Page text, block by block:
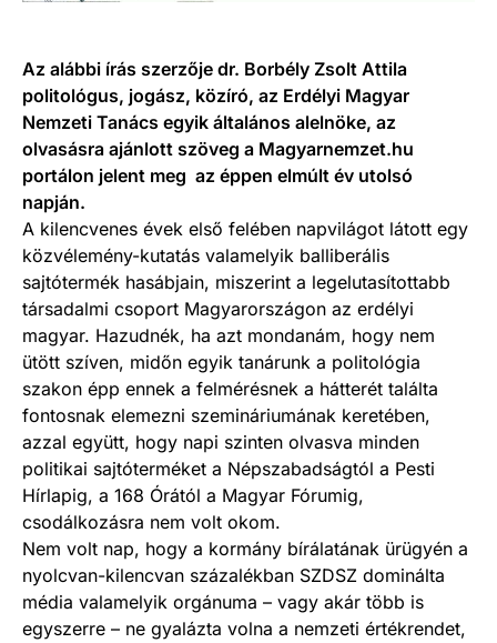
Az alábbi írás szerzője dr. Borbély Zsolt Attila
politológus, jogász, közíró, az Erdélyi Magyar
Nemzeti Tanács egyik általános alelnöke, az
olvasásra ajánlott szöveg a Magyarnemzet.hu
portálon jelent meg az éppen elmúlt év utolsó
napján.
A kilencvenes évek első felében napvilágot látott egy
közvélemény-kutatás valamelyik balliberális
sajtótermék hasábjain, miszerint a legelutasítottabb
társadalmi csoport Magyarországon az erdélyi
magyar. Hazudnék, ha azt mondanám, hogy nem
ütött szíven, midőn egyik tanárunk a politológia
szakon épp ennek a felmérésnek a hátterét találta
fontosnak elemezni szemináriumának keretében,
azzal együtt, hogy napi szinten olvasva minden
politikai sajtóterméket a Népszabadságtól a Pesti
Hírlapig, a 168 Órától a Magyar Fórumig,
csodálkozásra nem volt okom.
Nem volt nap, hogy a kormány bírálatának ürügyén a
nyolcvan-kilencvan százalékban SZDSZ dominálta
média valamelyik orgánuma – vagy akár több is
egyszerre – ne gyalázta volna a nemzeti értékrendet,